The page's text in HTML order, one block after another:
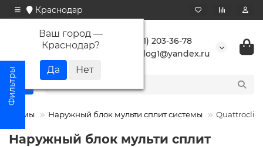
Краснодар
Ваш город —
Краснодар?
+7 (861) 203-36-78
buranlog1@yandex.ru
Наружный блок мульти сплит системы
Наружный блок мульти сплит